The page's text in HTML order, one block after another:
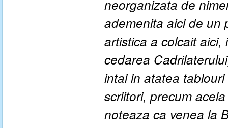
neorganizata de
ademenita aici de un
artistica a colcait
cedarea
intai in atatea
scriitori, precum
noteaza ca venea la